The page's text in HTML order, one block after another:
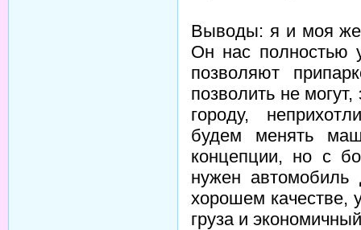
Выводы: я и моя
Он нас полностью
позволяют
позволить не
городу,
будем менять
концепции, но с
нужен
хорошем качестве,
груза и